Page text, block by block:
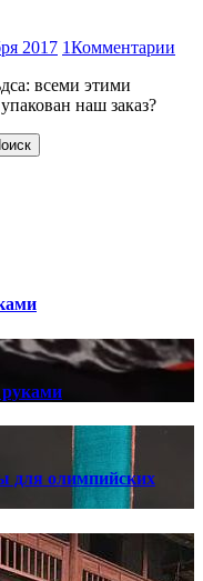
2017 1Комментарии
наш заказ?
руками
для олимпийских